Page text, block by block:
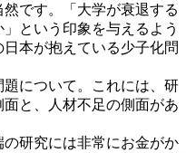
です。「大学が衰退する
という印象を与えるよう
本が抱えている少子化問
について。これには、研
と、人材不足の側面があ
研究には非常にお金がか